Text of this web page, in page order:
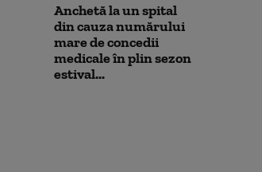
Anchetă la un spital
din cauza numărului
mare de concedii
medicale în plin sezon
estival...